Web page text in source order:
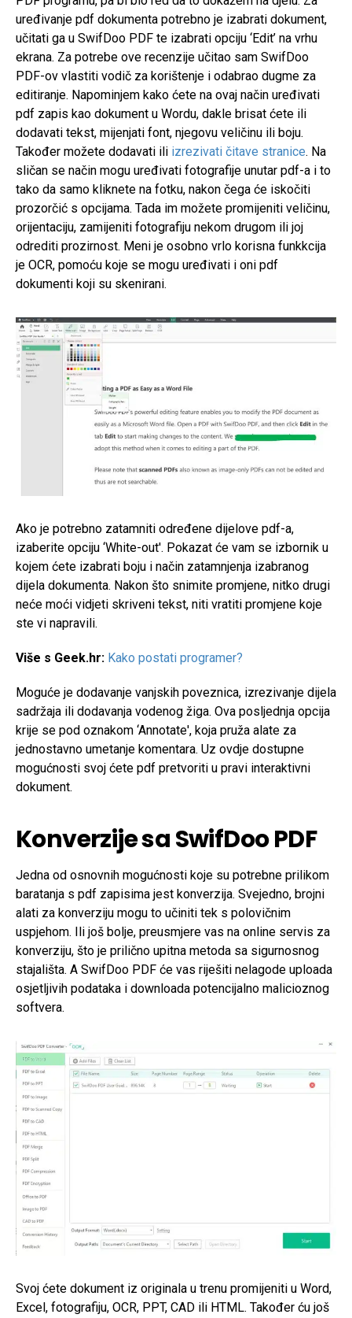
uređivanje pdf dokumenta potrebno je izabrati dokument,
učitati ga u SwifDoo PDF te izabrati opciju ‘Edit’ na vrhu
ekrana. Za potrebe ove recenzije učitao sam SwifDoo
PDF-ov vlastiti vodič za korištenje i odabrao dugme za
editiranje. Napominjem kako ćete na ovaj način uređivati
pdf zapis kao dokument u Wordu, dakle brisat ćete ili
dodavati tekst, mijenjati font, njegovu veličinu ili boju.
Također možete dodavati ili izrezivati čitave stranice. Na
sličan se način mogu uređivati fotografije unutar pdf-a i to
tako da samo kliknete na fotku, nakon čega će iskočiti
prozorčić s opcijama. Tada im možete promijeniti veličinu,
orijentaciju, zamijeniti fotografiju nekom drugom ili joj
odrediti prozirnost. Meni je osobno vrlo korisna funkkcija
je OCR, pomoću koje se mogu uređivati i oni pdf
dokumenti koji su skenirani.
Ako je potrebno zatamniti određene dijelove pdf-a,
izaberite opciju ‘White-out'. Pokazat će vam se izbornik u
kojem ćete izabrati boju i način zatamnjenja izabranog
dijela dokumenta. Nakon što snimite promjene, nitko drugi
neće moći vidjeti skriveni tekst, niti vratiti promjene koje
ste vi napravili.
Više s Geek.hr: Kako postati programer?
Moguće je dodavanje vanjskih poveznica, izrezivanje dijela
sadržaja ili dodavanja vodenog žiga. Ova posljednja opcija
krije se pod oznakom ‘Annotate', koja pruža alate za
jednostavno umetanje komentara. Uz ovdje dostupne
mogućnosti svoj ćete pdf pretvoriti u pravi interaktivni
dokument.
Konverzije sa SwifDoo PDF
Jedna od osnovnih mogućnosti koje su potrebne prilikom
baratanja s pdf zapisima jest konverzija. Svejedno, brojni
alati za konverziju mogu to učiniti tek s polovičnim
uspjehom. Ili još bolje, preusmjere vas na online servis za
konverziju, što je prilično upitna metoda sa sigurnosnog
stajališta. A SwifDoo PDF će vas riješiti nelagode uploada
osjetljivih podataka i downloada potencijalno malicioznog
softvera.
Svoj ćete dokument iz originala u trenu promijeniti u Word,
Excel, fotografiju, OCR, PPT, CAD ili HTML. Također ću još